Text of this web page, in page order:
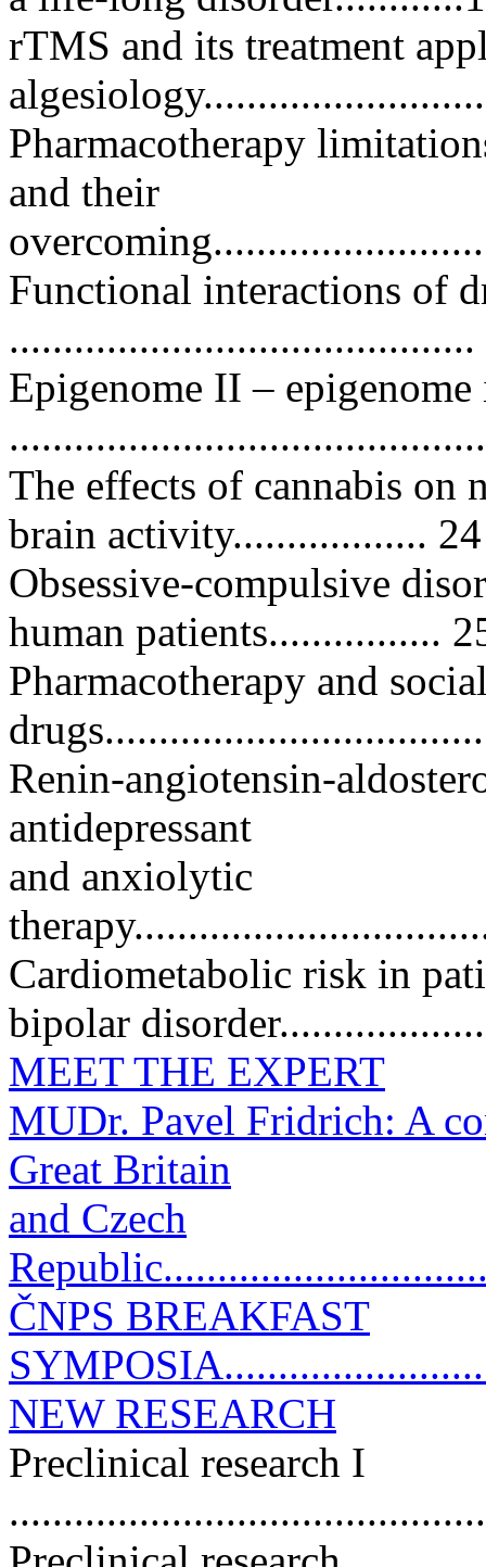
rTMS and its treatment
Pharmacotherapy
and their
Functional interactions of
...........................................
Epigenome II –
The effects of cannabis on
brain activity.................. 24
Obsessive-compulsive
human patients................
Pharmacotherapy and
Renin-angiotensin-
antidepressant
and anxiolytic
Cardiometabolic risk in
bipolar
MEET THE EXPERT
MUDr. Pavel Fridrich: A
Great Britain
and Czech
ČNPS BREAKFAST
NEW RESEARCH
Preclinical research I